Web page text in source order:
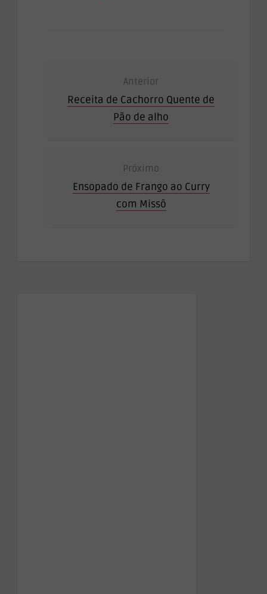
Anterior
Receita de Cachorro Quente de
Pão de alho
Próximo
Ensopado de Frango ao Curry
com Missô